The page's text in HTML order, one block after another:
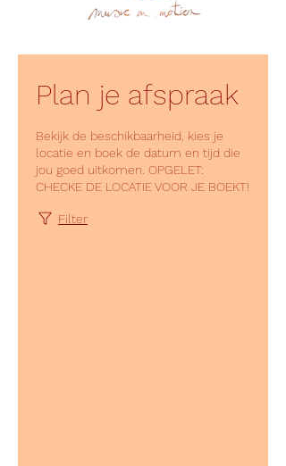
Plan je afspraak
Bekijk de beschikbaarheid, kies je
locatie en boek de datum en tijd die
jou goed uitkomen. OPGELET:
CHECKE DE LOCATIE VOOR JE BOEKT!
Filter